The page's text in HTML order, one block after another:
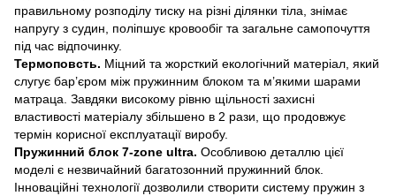
правильному розподілу тиску на різні ділянки тіла, знімає
напругу з судин, поліпшує кровообіг та загальне самопочуття
під час відпочинку.
Термоповсть. Міцний та жорсткий екологічний матеріал, який
слугує бар’єром між пружинним блоком та м’якими шарами
матраца. Завдяки високому рівню щільності захисні
властивості матеріалу збільшено в 2 рази, що продовжує
термін корисної експлуатації виробу.
Пружинний блок 7-zone ultra. Особливою ​​деталлю цієї
моделі є незвичайний багатозонний пружинний блок.
Інноваційні технології дозволили створити систему пружин з